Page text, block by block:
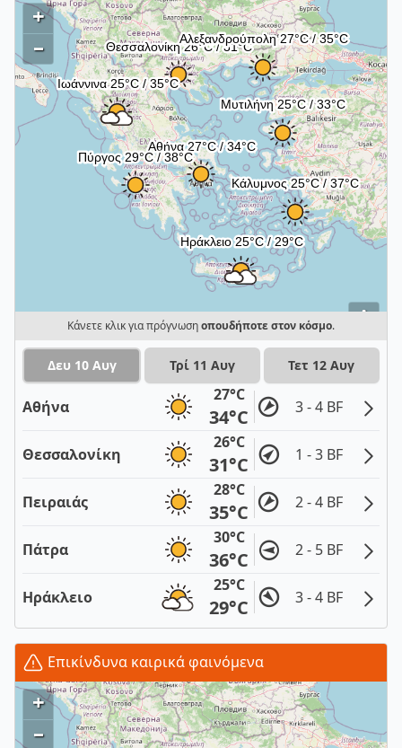
i
+
–
Κάνετε κλικ για πρόγνωσηοπουδήποτε στον κόσμο.
Δευ 10 Αυγ Τρί 11 Αυγ Τετ 12 Αυγ
Αθήνα
27°C
34°C 3 - 4 BF
Θεσσαλονίκη
26°C
31°C 1 - 3 BF
Πειραιάς
28°C
35°C 2 - 4 BF
Πάτρα
30°C
36°C 2 - 5 BF
Ηράκλειο
25°C
29°C 3 - 4 BF
Επικίνδυνα καιρικά φαινόμενα
+
–